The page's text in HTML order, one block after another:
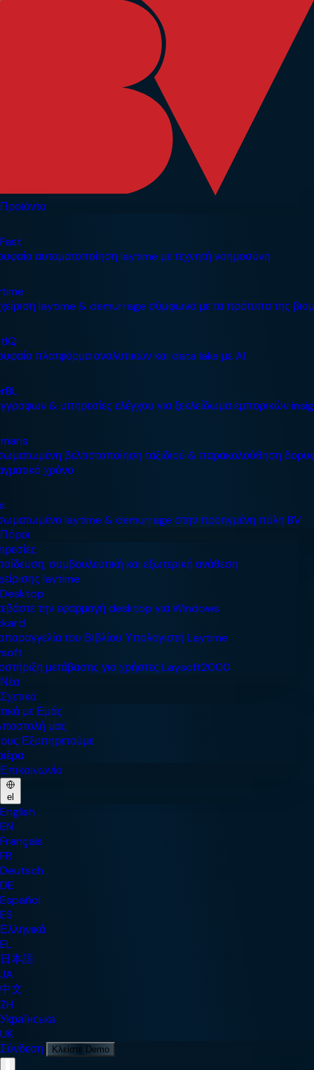
Προϊόντα
Πόροι
Νέα
Σχετικά
Επικοινωνία
el
English
EN
Français
FR
Deutsch
DE
Español
ES
Ελληνικά
EL
日本語
JA
中文
ZH
Українська
UK
Σύνδεση
Κλείστε Demo